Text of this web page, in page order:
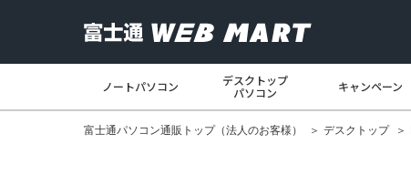
ノートパソコン
デスクトップ
パソコン
キャンペーン
富士通パソコン通販 トップ（法人のお客様） デスクトップ